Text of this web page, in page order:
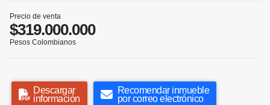
Precio de venta
$319.000.000
Pesos Colombianos
Descargar
información
Recomendar inmueble
por correo electrónico